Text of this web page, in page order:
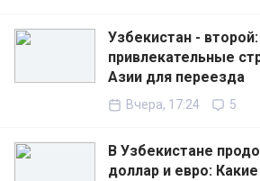
Узбекистан -
привлекательные
Азии для переезда
Вчера, 17:24 5
В Узбекистане
доллар и евро: